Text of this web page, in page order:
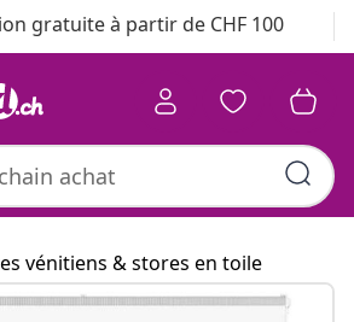
gratuite à partir de CHF 100
vénitiens & stores en toile